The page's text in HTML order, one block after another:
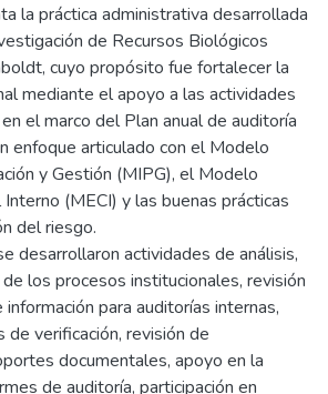
la práctica administrativa desarrollada
de Recursos Biológicos
cuyo propósito fue fortalecer la
mediante el apoyo a las actividades
el marco del Plan anual de auditoría
enfoque articulado con el Modelo
y Gestión (MIPG), el Modelo
(MECI) y las buenas prácticas
del riesgo.
desarrollaron actividades de análisis,
los procesos institucionales, revisión
para auditorías internas,
de verificación, revisión de
documentales, apoyo en la
de auditoría, participación en